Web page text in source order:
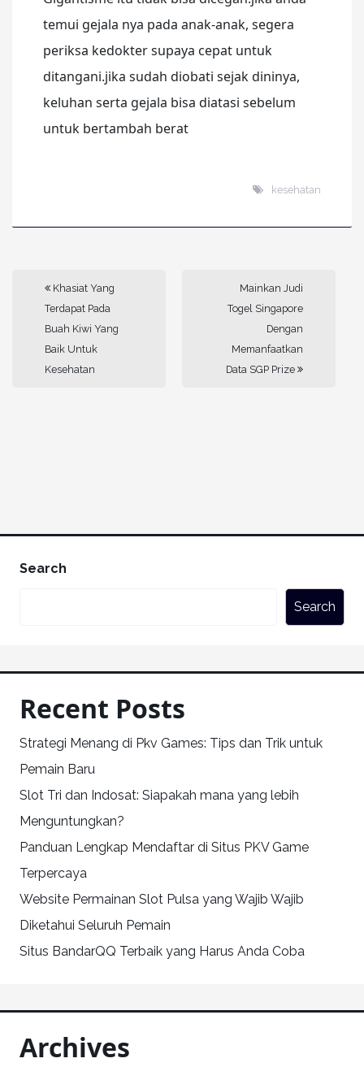
temui gejala nya pada anak-anak, segera
periksa kedokter supaya cepat untuk
ditangani.jika sudah diobati sejak dininya,
keluhan serta gejala bisa diatasi sebelum
untuk bertambah berat
kesehatan
Khasiat Yang
Terdapat Pada
Buah Kiwi Yang
Baik Untuk
Kesehatan
Mainkan Judi
Togel Singapore
Dengan
Memanfaatkan
Data SGP Prize
Search
Search
Recent Posts
Strategi Menang di Pkv Games: Tips dan Trik untuk
Pemain Baru
Slot Tri dan Indosat: Siapakah mana yang lebih
Menguntungkan?
Panduan Lengkap Mendaftar di Situs PKV Game
Terpercaya
Website Permainan Slot Pulsa yang Wajib Wajib
Diketahui Seluruh Pemain
Situs BandarQQ Terbaik yang Harus Anda Coba
Archives